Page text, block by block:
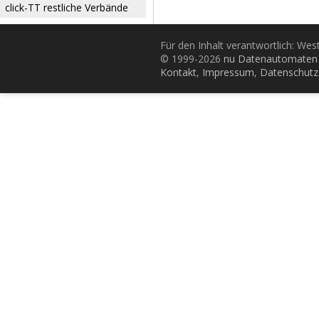
click-TT restliche Verbände
Für den Inhalt verantwortlich:
© 1999-2026 nu
Kontakt, Impressum, Datenschutz